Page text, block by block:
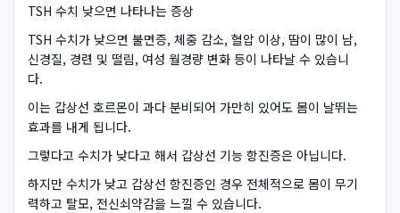
TSH 수치 낮으면 나타나는 증상
TSH 수치가 낮으면 불면증, 체중 감소, 혈압 이상, 땀이 많이 남,
신경질, 경련 및 떨림, 여성 월경량 변화 등이 나타날 수 있습니
다.
이는 갑상선 호르몬이 과다 분비되어 가만히 있어도 몸이 날뛰는
효과를 내게 됩니다.
그렇다고 수치가 낮다고 해서 갑상선 기능 항진증은 아닙니다.
하지만 수치가 낮고 갑상선 항진증인 경우 전체적으로 몸이 무기
력하고 탈모, 전신쇠약감을 느낄 수 있습니다.